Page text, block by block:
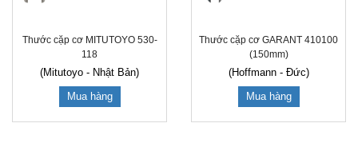
Thước cặp cơ MITUTOYO 530-
118
(Mitutoyo - Nhật Bản)
Mua hàng
Thước cặp cơ GARANT 410100
(150mm)
(Hoffmann - Đức)
Mua hàng